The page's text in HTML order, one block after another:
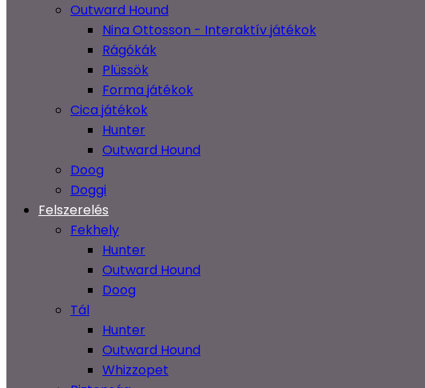
Outward Hound
Nina Ottosson - Interaktív játékok
Rágókák
Plüssök
Forma játékok
Cica játékok
Hunter
Outward Hound
Doog
Doggi
Felszerelés
Fekhely
Hunter
Outward Hound
Doog
Tál
Hunter
Outward Hound
Whizzopet